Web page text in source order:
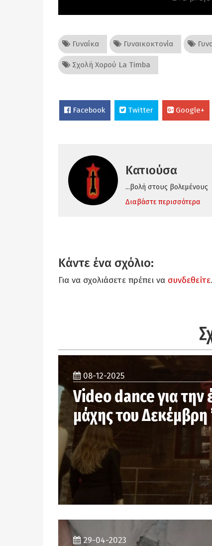
Γυναίκα Γυναικοκτονία
Σχολή Χορού La Timba
Facebook Twitter Google+
Κατιούσα
...βολή στους βολεμένους
Διαβάστε περισσότερα
Κάντε ένα σχόλιο:
Για να σχολιάσετε πρέπει να συνδεθείτε.
08-12-2025
Video dance για την
μάχης του Δεκέμβρη
29-04-2023